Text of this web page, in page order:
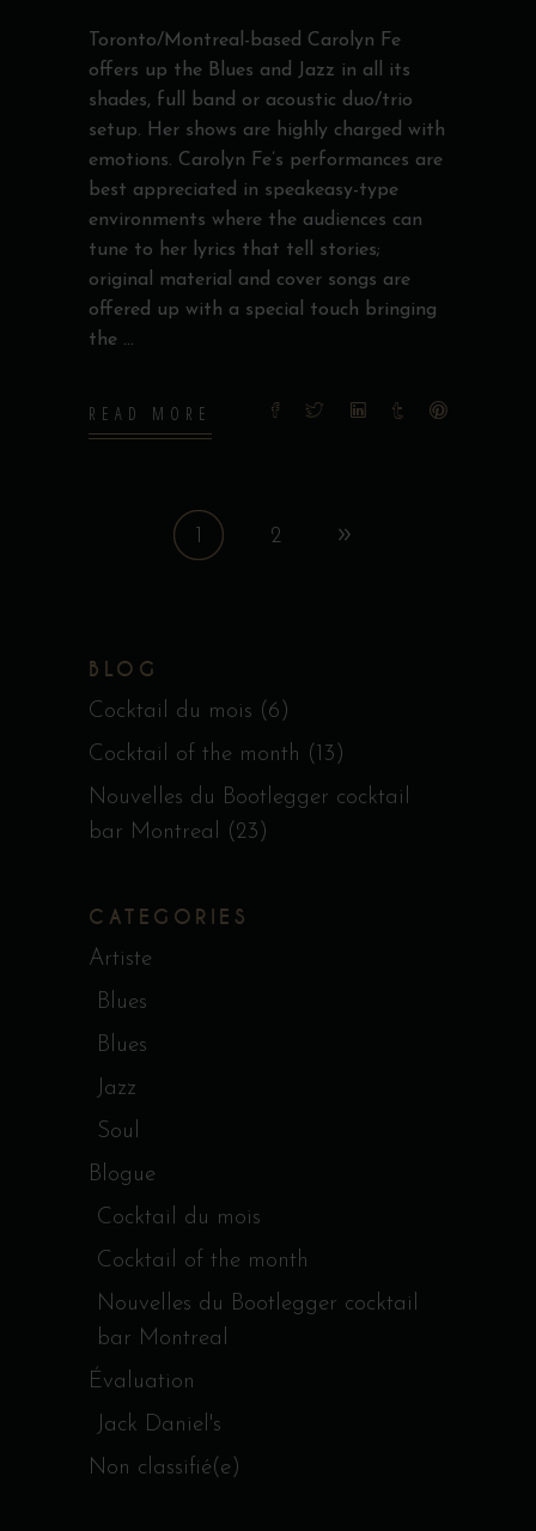
Toronto/Montreal-based Carolyn Fe
offers up the Blues and Jazz in all its
shades, full band or acoustic duo/trio
setup. Her shows are highly charged with
emotions. Carolyn Fe’s performances are
best appreciated in speakeasy-type
environments where the audiences can
tune to her lyrics that tell stories;
original material and cover songs are
offered up with a special touch bringing
the
READ MORE
1 2
BLOG
Cocktail du mois (6)
Cocktail of the month (13)
Nouvelles du Bootlegger cocktail
bar Montreal (23)
CATEGORIES
Artiste
Blues
Blues
Jazz
Soul
Blogue
Cocktail du mois
Cocktail of the month
Nouvelles du Bootlegger cocktail
bar Montreal
Évaluation
Jack Daniel's
Non classifié(e)